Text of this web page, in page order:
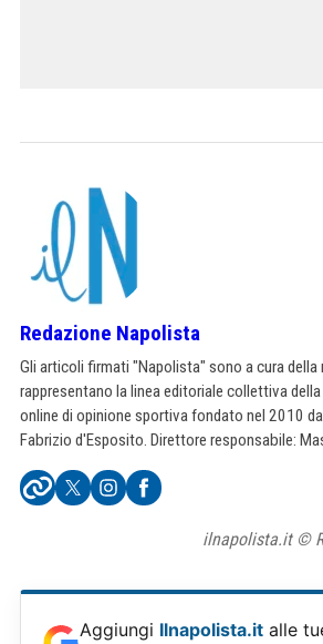
Redazione Napolista
Gli articoli firmati "Napolista" sono a cura della
rappresentano la linea editoriale collettiva
online di opinione sportiva fondato nel 2010
Fabrizio d'Esposito. Direttore responsabile:
ilnapolista.it ©
Aggiungi Ilnapolista.it alle